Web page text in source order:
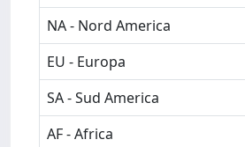
NA - Nord America
EU - Europa
SA - Sud America
AF - Africa